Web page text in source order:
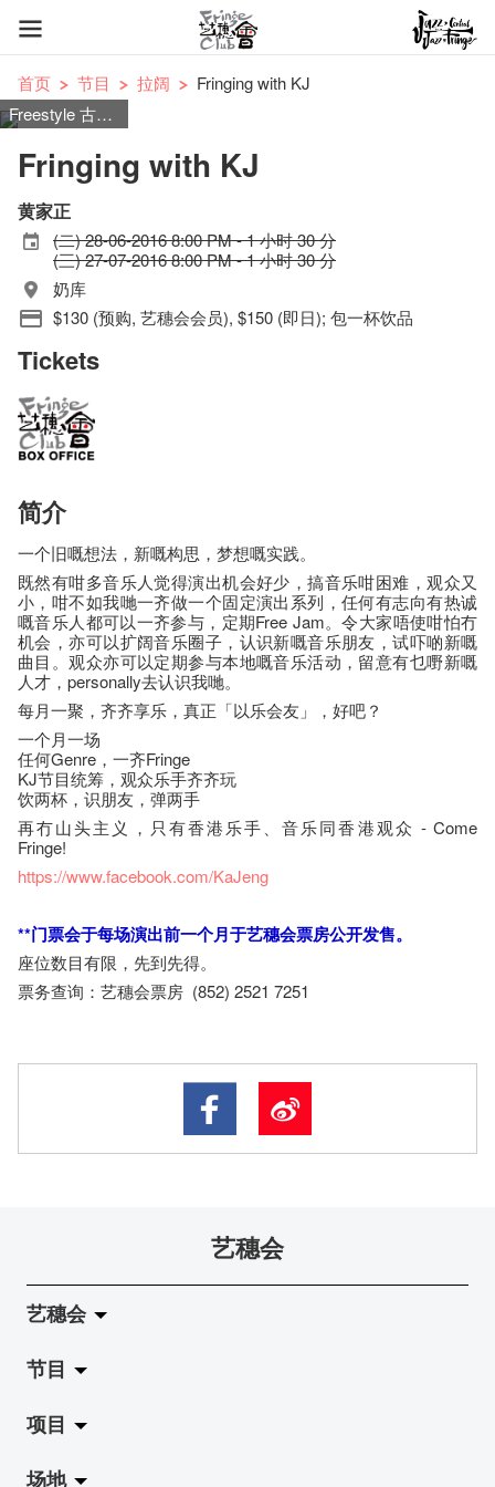
首页 节目 拉阔
Fringing with KJ
Freestyle 古典音乐
Fringing with KJ
黄家正
(二) 28-06-2016 8:00 PM - 1 小时 30 分
(三) 27-07-2016 8:00 PM - 1 小时 30 分
奶库
$130 (预购, 艺穗会会员), $150 (即日); 包一杯饮品
Tickets
简介
一个旧嘅想法，新嘅构思，梦想嘅实践。
既然有咁多音乐人觉得演出机会好少，搞音乐咁困难，观众又
小，咁不如我哋一齐做一个固定演出系列，任何有志向有热诚
嘅音乐人都可以一齐参与，定期Free Jam。令大家唔使咁怕冇
机会，亦可以扩阔音乐圈子，认识新嘅音乐朋友，试吓啲新嘅
曲目。观众亦可以定期参与本地嘅音乐活动，留意有乜嘢新嘅
人才，personally去认识我哋。
每月一聚，齐齐享乐，真正「以乐会友」，好吧？
一个月一场
任何Genre，一齐Fringe
KJ节目统筹，观众乐手齐齐玩
饮两杯，识朋友，弹两手
再冇山头主义，只有香港乐手、音乐同香港观众 - Come
Fringe!
https://www.facebook.com/KaJeng
**门票会于每场演出前一个月于艺​穗​会​票​房公开发售。
座​位​数目​有​限​，先到先得。
票务查询：艺穗会票房 (852) 2521 7251
艺穗会
艺穗会
关于艺穗会
艺穗会的演化
使命与宗旨
节目
拉阔
展览
项目
Jazz-Go-Central, Jazz-Go-Fringe
场地